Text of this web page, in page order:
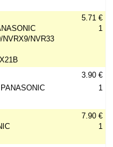
NVRX9/NVR33
5.71 €
1
3.90 €
1
7.90 €
1